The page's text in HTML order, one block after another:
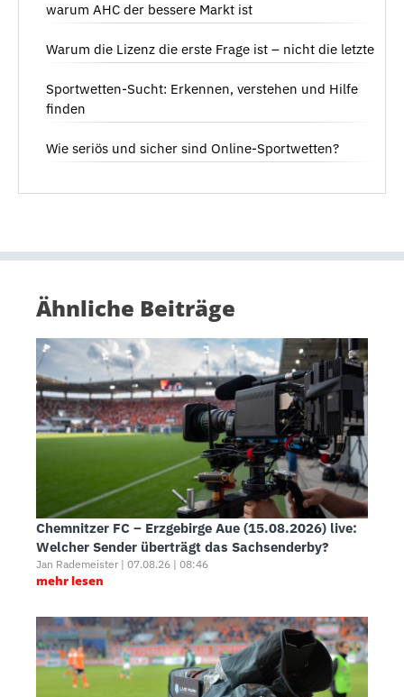
warum AHC der bessere Markt ist
Warum die Lizenz die erste Frage ist – nicht die letzte
Sportwetten-Sucht: Erkennen, verstehen und Hilfe
finden
Wie seriös und sicher sind Online-Sportwetten?
Ähnliche Beiträge
Chemnitzer FC – Erzgebirge Aue (15.08.2026) live:
Welcher Sender überträgt das Sachsenderby?
Jan Rademeister | 07.08.26 | 08:46
mehr lesen